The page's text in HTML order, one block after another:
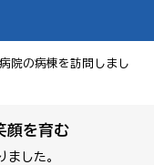
院の病棟を訪問しまし
顔を育む
ました。